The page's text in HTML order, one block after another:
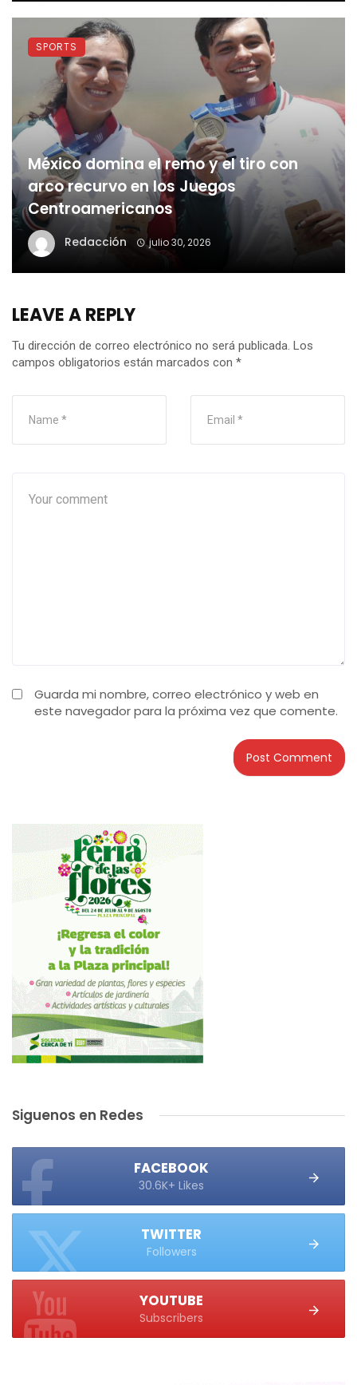
México domina el remo y el tiro con
arco recurvo en los Juegos
Centroamericanos
Redacción julio 30, 2026
SPORTS
LEAVE A REPLY
Tu dirección de correo electrónico no será publicada. Los
campos obligatorios están marcados con *
Guarda mi nombre, correo electrónico y web en
este navegador para la próxima vez que comente.
Siguenos en Redes
FACEBOOK
30.6K+ Likes
TWITTER
Followers
YOUTUBE
Subscribers